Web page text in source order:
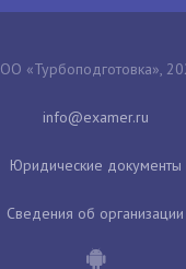
«Турбоподготовка»,
Юридические документы
Сведения об организации